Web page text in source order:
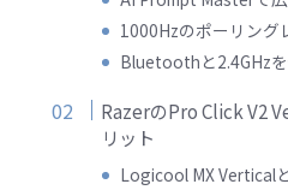
1000Hzのポーリング
Bluetoothと2.4GHz
RazerのPro Click V2
リット
Logicool MX Vertical